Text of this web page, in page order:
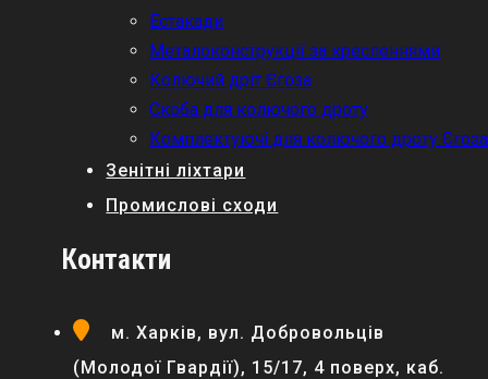
Естакади
Металоконструкції за кресленнями
Колючий дріт Єгоза
Скоба для колючого дроту
Комплектуючі для колючого дроту Єгоза
Зенітні ліхтари
Промислові сходи
Контакти
м. Харків, вул. Добровольців
(Молодої Гвардії), 15/17, 4 поверх, каб.